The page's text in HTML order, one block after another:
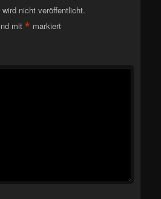
nicht veröffentlicht.
mit* markiert